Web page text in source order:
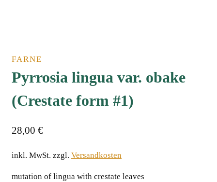
FARNE
Pyrrosia lingua var. obake
(Crestate form #1)
28,00 €
inkl. MwSt. zzgl. Versandkosten
mutation of lingua with crestate leaves